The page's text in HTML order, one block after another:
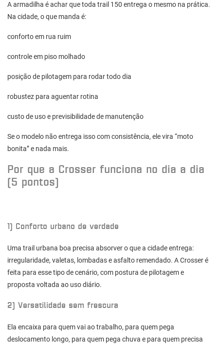
A armadilha é achar que toda trail 150 entrega o mesmo na prática.
Na cidade, o que manda é:
conforto em rua ruim
controle em piso molhado
posição de pilotagem para rodar todo dia
robustez para aguentar rotina
custo de uso e previsibilidade de manutenção
Se o modelo não entrega isso com consistência, ele vira “moto
bonita” e nada mais.
Por que a Crosser funciona no dia a dia
(5 pontos)
1) Conforto urbano de verdade
Uma trail urbana boa precisa absorver o que a cidade entrega:
irregularidade, valetas, lombadas e asfalto remendado. A Crosser é
feita para esse tipo de cenário, com postura de pilotagem e
proposta voltada ao uso diário.
2) Versatilidade sem frescura
Ela encaixa para quem vai ao trabalho, para quem pega
deslocamento longo, para quem pega chuva e para quem precisa